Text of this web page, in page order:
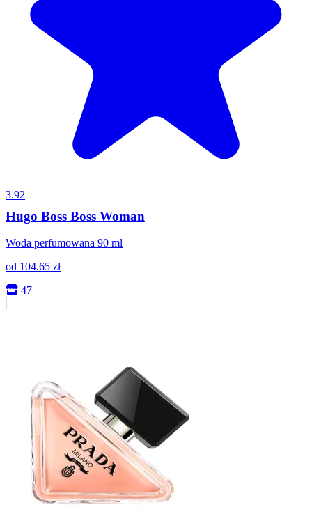
3.92
Hugo Boss Boss Woman
Woda perfumowana 90 ml
od 104.65 zł
47